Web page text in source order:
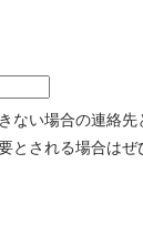
ない場合の連絡
される場合はぜ